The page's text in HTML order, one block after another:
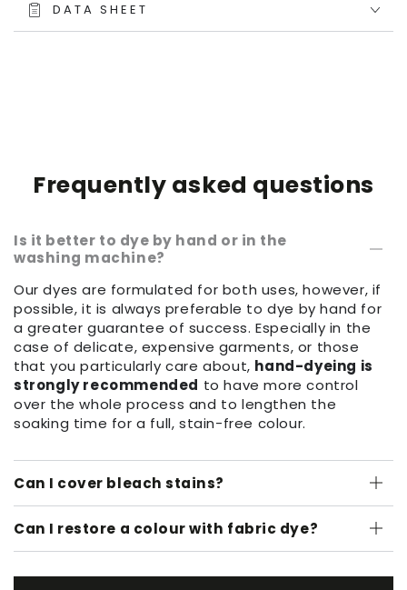
DATA SHEET
Frequently asked questions
Is it better to dye by hand or in the
washing machine?
Our dyes are formulated for both uses, however, if
possible, it is always preferable to dye by hand for
a greater guarantee of success. Especially in the
case of delicate, expensive garments, or those
that you particularly care about, hand-dyeing is
strongly recommended to have more control
over the whole process and to lengthen the
soaking time for a full, stain-free colour.
Can I cover bleach stains?
Can I restore a colour with fabric dye?